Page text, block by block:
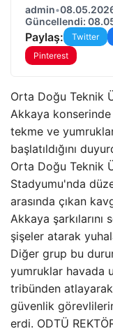
admin•
Güncellendi:
Paylaş: Twitter
Pinterest
Orta Doğu Teknik
Akkaya konserinde
tekme ve
başlatıldığını
Orta Doğu Teknik
Stadyumu'nda
arasında çıkan
Akkaya
şişeler atarak
Diğer grup bu
yumruklar havada
tribünden
güvenlik
erdi. ODTÜ